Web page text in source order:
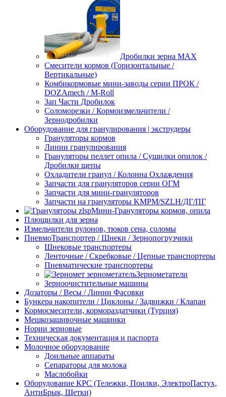
Дробилки зерна МАХ
Смесители кормов (Горизонтальные /
Вертикальные)
Комбикормовые мини-заводы серии ПРОК /
DOZAmech / M-Roll
Зап Части Дробилок
Соломорезки / Кормоизмельчители /
Зернодробилки
Оборудование для гранулирования | экструдеры
Грануляторы кормов
Линии гранулирования
Грануляторы пеллет опила / Сушилки опилок /
Дробилки щепы
Охладители гранул / Колонна Охлаждения
Запчасти для грануляторов серии ОГМ
Запчасти для мини-грануляторов
Запчасти на грануляторы KMPM/SZLH/ДГ/ПГ
Мини-Грануляторы кормов, опила
Плющилки для зерна
Измельчители рулонов, тюков сена, соломы
ПневмоТранспортер / Шнеки / Зернопогрузчики
Шнековые транспортеры
Ленточные / Скребковые / Цепные транспортеры
Пневматические транспортеры
Зернометатели
Зерноочистительные машины
Дозаторы / Весы / Линии Фасовки
Бункера накопители / Циклоны / Задвижки / Клапан
Кормосмесители, кормораздатчики (Турция)
Мешкозашивочные машинки
Нории зерновые
Техническая документация и паспорта
Молочное оборудование
Доильные аппараты
Сепараторы для молока
Маслобойки
Оборудование КРС (Тележки, Поилки, ЭлектроПастух,
АнтиБрык, Щетки)